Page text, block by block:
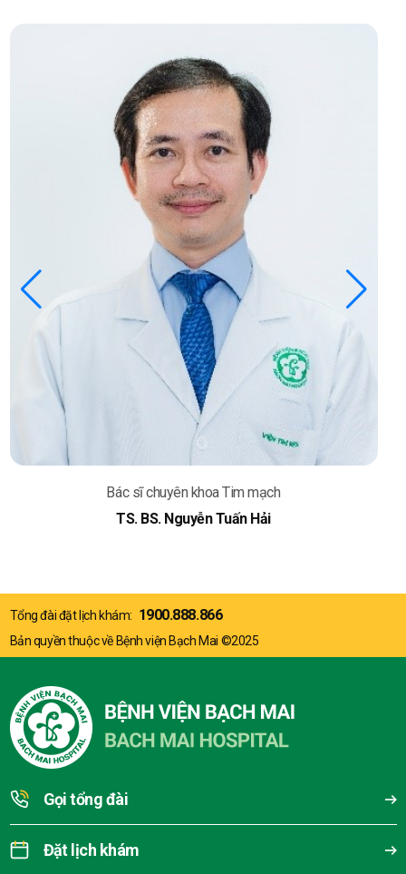
Bác sĩ chuyên khoa Tim mạch
TS. BS. Nguyễn Tuấn Hải
Tổng đài đặt lịch khám: 1900.888.866
Bản quyền thuộc về Bệnh viện Bạch Mai ©2025
Gọi tổng đài
Đặt lịch khám